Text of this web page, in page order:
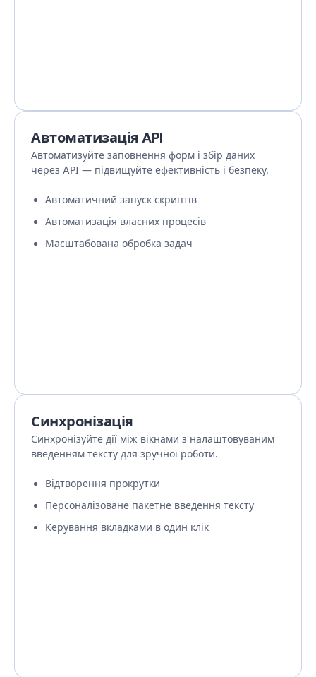
Автоматизація API
Автоматизуйте заповнення форм і збір даних
через API — підвищуйте ефективність і безпеку.
Автоматичний запуск скриптів
Автоматизація власних процесів
Масштабована обробка задач
Синхронізація
Синхронізуйте дії між вікнами з налаштовуваним
введенням тексту для зручної роботи.
Відтворення прокрутки
Персоналізоване пакетне введення тексту
Керування вкладками в один клік